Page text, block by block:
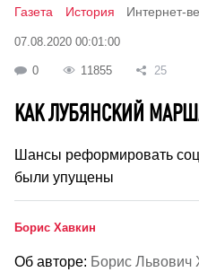
Газета История Интернет-
07.08.2020 00:01:00
0 11855 25
КАК ЛУБЯНСКИЙ
Шансы реформировать
были упущены
Борис Хавкин
Об авторе: Борис Львович